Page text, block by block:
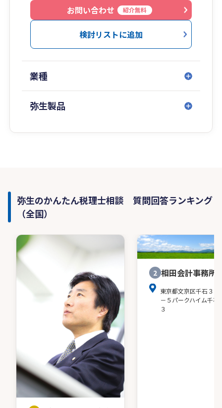
お問い合わせ 紹介無料
検討リストに追加
業種
弥生製品
弥生のかんたん税理士相談 質問回答ランキング
（全国）
2 相田会計事務所
東京都文京区千石３－
－５パークハイム千石
３